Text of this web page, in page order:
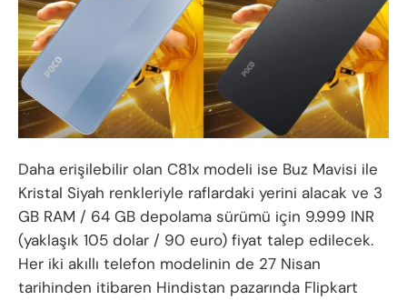
Daha erişilebilir olan C81x modeli ise Buz Mavisi ile
Kristal Siyah renkleriyle raflardaki yerini alacak ve 3
GB RAM / 64 GB depolama sürümü için 9.999 INR
(yaklaşık 105 dolar / 90 euro) fiyat talep edilecek.
Her iki akıllı telefon modelinin de 27 Nisan
tarihinden itibaren Hindistan pazarında Flipkart